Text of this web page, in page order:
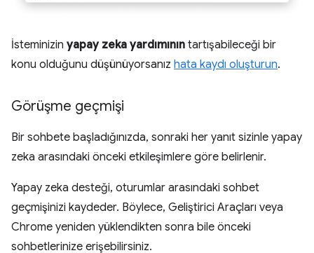
İsteminizin yapay zeka yardımının tartışabileceği bir
konu olduğunu düşünüyorsanız hata kaydı oluşturun.
Görüşme geçmişi
Bir sohbete başladığınızda, sonraki her yanıt sizinle yapay
zeka arasındaki önceki etkileşimlere göre belirlenir.
Yapay zeka desteği, oturumlar arasındaki sohbet
geçmişinizi kaydeder. Böylece, Geliştirici Araçları veya
Chrome yeniden yüklendikten sonra bile önceki
sohbetlerinize erişebilirsiniz.